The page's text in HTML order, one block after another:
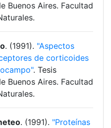
Buenos Aires. Facultad
. (1991). "Aspectos
de corticoides
. Tesis
Buenos Aires. Facultad
. (1991). "Proteínas